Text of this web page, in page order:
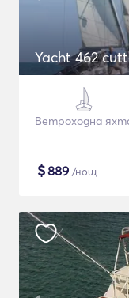
Yacht 462
Ветроходна
$889 /нощ